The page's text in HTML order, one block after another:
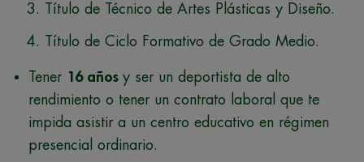
Título de Técnico de Artes Plásticas y Diseño.
Título de Ciclo Formativo de Grado Medio.
Tener 16 años y ser un deportista de alto
rendimiento o tener un contrato laboral que te
impida asistir a un centro educativo en régimen
presencial ordinario.